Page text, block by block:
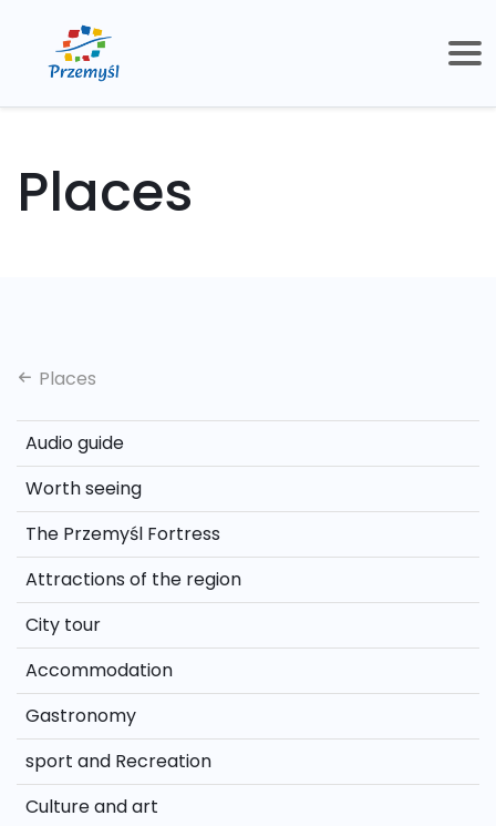
Places
Places
Audio guide
Worth seeing
The Przemyśl Fortress
Attractions of the region
City tour
Accommodation
Gastronomy
sport and Recreation
Culture and art